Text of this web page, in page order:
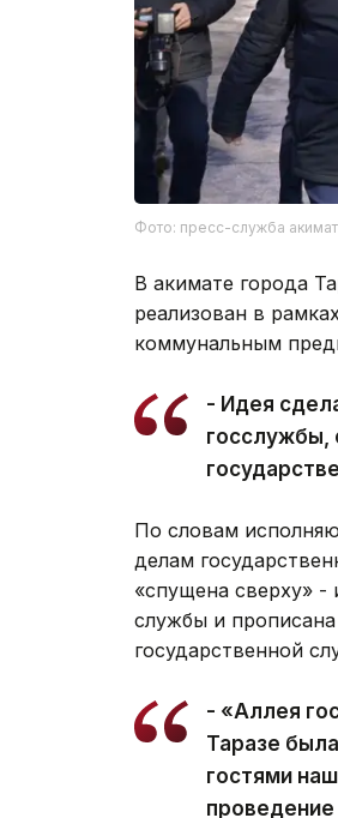
Фото: пресс-служба
В акимате города
реализован в
коммунальным
- Идея
госслужбы,
По словам
делам
«спущена сверху» -
службы и
государственной
- «Аллея
Таразе
гостями